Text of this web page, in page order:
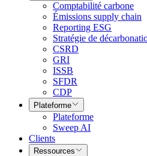
Comptabilité carbone
Émissions supply chain
Reporting ESG
Stratégie de
CSRD
GRI
ISSB
SFDR
CDP
Plateforme
Plateforme
Sweep AI
Clients
Ressources